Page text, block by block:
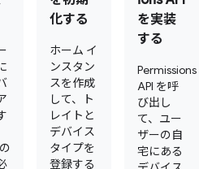
化する
ホーム イ
ンスタン
スを作成
して、ト
レイトと
デバイス
タイプを
登録する
を実装
する
Permissions
API を呼
び出し
て、ユー
ザーの自
宅にある